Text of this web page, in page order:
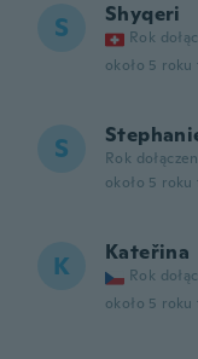
S Shyqeri
Rok
około 5 roku
S Rok
około 5 roku
K Kateřina
Rok
około 5 roku